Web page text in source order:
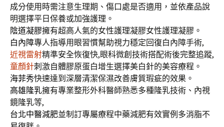
成分使用時需注意生理期、傷口處是否適用，並依產品說
明選擇平日保養或加強護理。
陰道凝膠擁有超高人氣的女性護理凝膠女性護理凝膠。
白內障專人指導用眼習慣幫助視力穩定回復白內障手術,
近視雷射精準安全恢復快,眼科微創技術搭配術後完整追蹤,
童顏針刺激自體膠原蛋白增生選擇美白針的美容療程。
海菲秀快速達到深層清潔保濕改善膚質瑕疵的效果。
高雄隆乳擁有專業整形外科醫師熟悉多種隆乳技術、內視
鏡隆乳等,
台北中醫減肥並制訂專屬療程中藥減肥有效實例多消脂不